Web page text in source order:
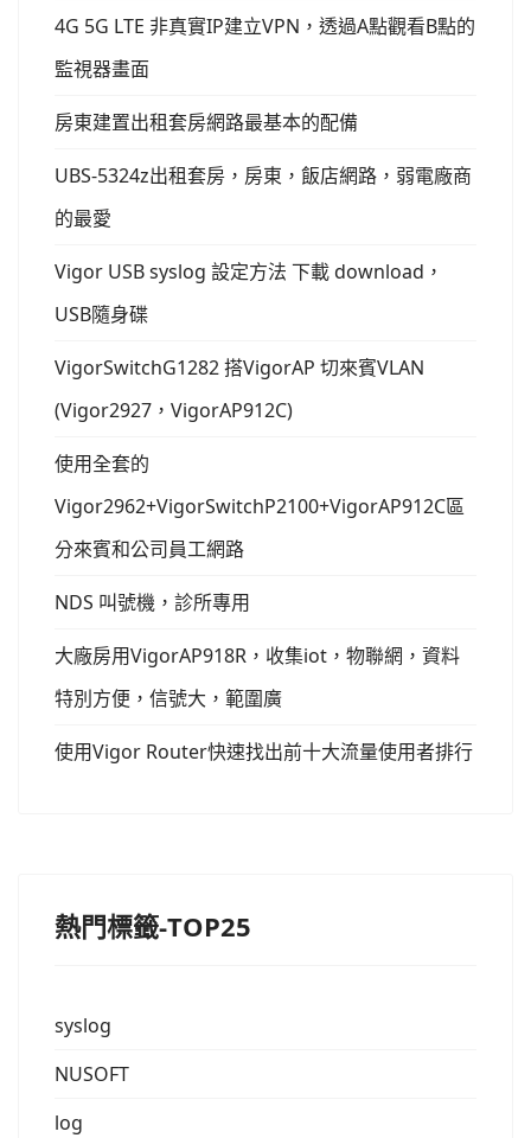
4G 5G LTE 非真實IP建立VPN，透過A點觀看B點的
監視器畫面
房東建置出租套房網路最基本的配備
UBS-5324z出租套房，房東，飯店網路，弱電廠商
的最愛
Vigor USB syslog 設定方法 下載 download，
USB隨身碟
VigorSwitchG1282 搭VigorAP 切來賓VLAN
(Vigor2927，VigorAP912C)
使用全套的
Vigor2962+VigorSwitchP2100+VigorAP912C區
分來賓和公司員工網路
NDS 叫號機，診所專用
大廠房用VigorAP918R，收集iot，物聯網，資料
特別方便，信號大，範圍廣
使用Vigor Router快速找出前十大流量使用者排行
熱門標籤-TOP25
syslog
NUSOFT
log